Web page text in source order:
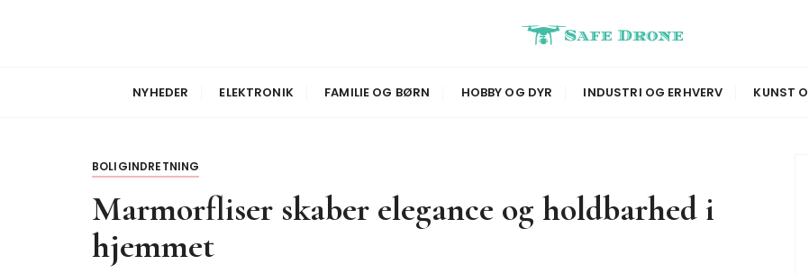
Safedrone
NYHEDER ELEKTRONIK FAMILIE OG BØRN HOBBY OG DYR INDUSTRI OG ERHVERV KUNST
BOLIGINDRETNING
Marmorfliser skaber elegance og holdbarhed i
hjemmet